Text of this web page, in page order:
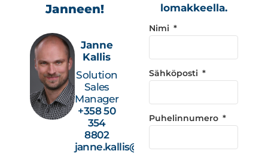
Janneen!
Janne
Kallis
Solution
Sales
Manager
+358 50
354
8802
janne.kallis@studiotec.fi
lomakkeella.
Nimi
Sähköposti
Puhelinnumero